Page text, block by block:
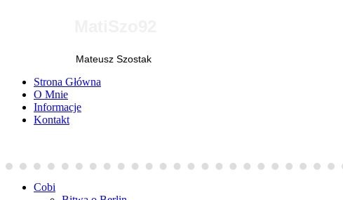
Mateusz Szostak
Strona Główna
O Mnie
Informacje
Kontakt
Cobi